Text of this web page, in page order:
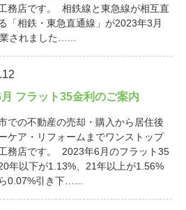
務店です。 相鉄線と東急線が相互直
「相鉄・東急直通線」が2023年3月
されました…...
フラット35金利のご案内
での不動産の売却・購入から居住後
ケア・リフォームまでワンストップ
務店です。 2023年6月のフラット35
年以下が1.13%、21年以上が1.56%
0.07%引き下…...